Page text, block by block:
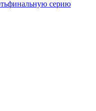
серию